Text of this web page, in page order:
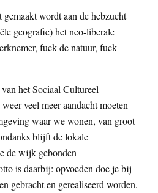
wordt aan de hebzucht
geografie) het neo-liberale
fuck de natuur, fuck
het Sociaal Cultureel
veel meer aandacht moeten
waar we wonen, van groot
blijft de lokale
de wijk gebonden
is daarbij: opvoeden doe je bij
gebracht en gerealiseerd worden.